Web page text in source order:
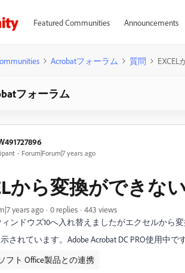
Featured Communities Announcements
Acrobatフォーラム 質問
フォーラム
Forum|Forum|7 years ago
から変換ができな
years ago 0 replies
443 views
ィンドウズ10へ入れ替えましたがエクセルから
されています。Adobe Acrobat DC PRO使用中です
フト Office製品との連携